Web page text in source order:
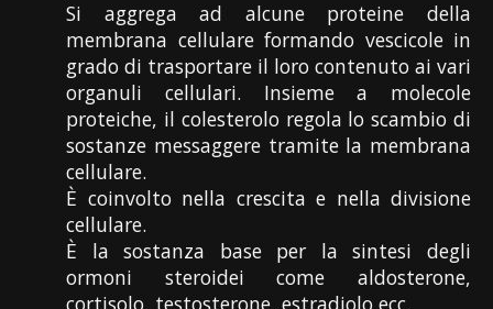
Si aggrega ad alcune proteine della
membrana cellulare formando vescicole in
grado di trasportare il loro contenuto ai vari
organuli cellulari. Insieme a molecole
proteiche, il colesterolo regola lo scambio di
sostanze messaggere tramite la membrana
cellulare.
È coinvolto nella crescita e nella divisione
cellulare.
È la sostanza base per la sintesi degli
ormoni steroidei come aldosterone,
cortisolo, testosterone, estradiolo ecc.